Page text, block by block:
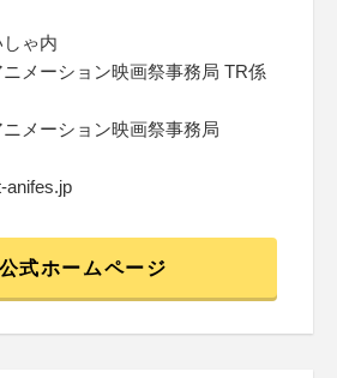
ゃ内
メーション映画祭事務局 TR係
メーション映画祭事務局
anifes.jp
公式ホームページ